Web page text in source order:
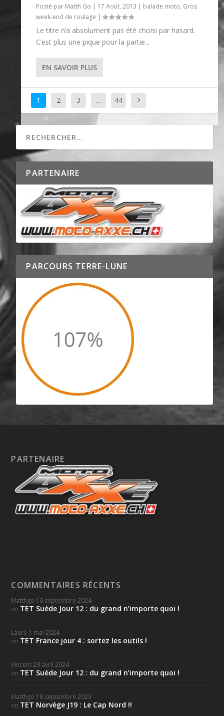
Posté par Matth Go | 17 Août, 2013 | balade moto, Gros
week-end de roulage |
Le titre n’a absolument pas été choisi par hasard.
C’est plus une pique pour la partie...
EN SAVOIR PLUS
1 2 3 … 44
PARTENAIRE
PARCOURS TERRE-LUNE
PARTENAIRE
COMMENTAIRES RÉCENTS
Matthgo 16 septembre 2024
on TET Suède Jour 12 : du grand n’importe quoi !
Laure 1 mai 2024
on TET France jour 4 : sortez les outils !
Vincent 29 avril 2024
on TET Suède Jour 12 : du grand n’importe quoi !
Matthgo 18 septembre 2023
on TET Norvège J19 : Le Cap Nord !!